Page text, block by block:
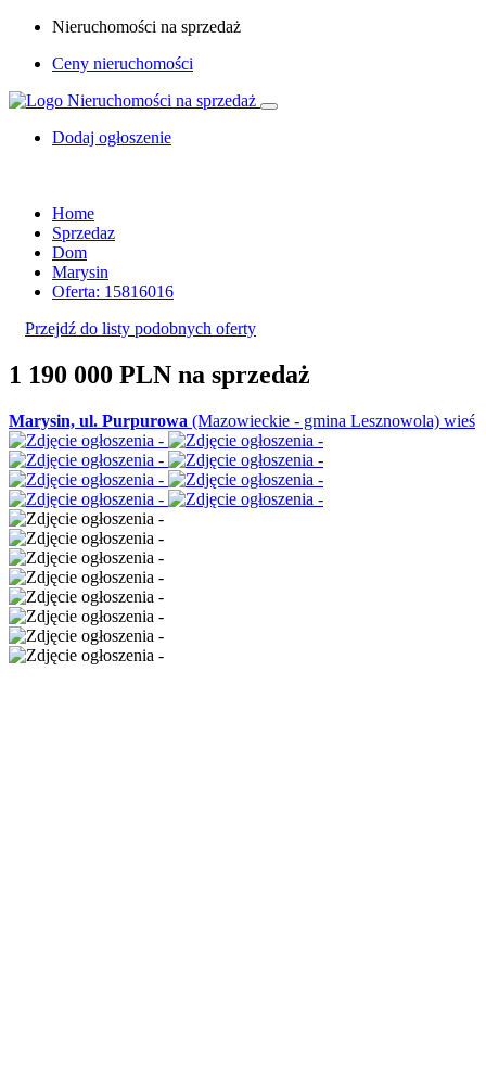
Nieruchomości na sprzedaż
Ceny nieruchomości
Dodaj ogłoszenie
Home
Sprzedaz
Dom
Marysin
Oferta: 15816016
Przejdź do listy podobnych oferty
1 190 000 PLN na sprzedaż
Marysin, ul. Purpurowa (Mazowieckie - gmina Lesznowola) wieś